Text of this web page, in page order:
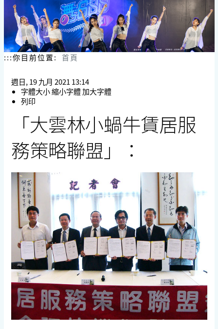
:::你目前位置: 首頁
週日, 19 九月 2021 13:14
字體大小縮小字體加大字體
列印
「大雲林小蝸牛賃居服
務策略聯盟」：